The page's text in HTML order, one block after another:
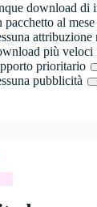
download di
pacchetto al mese
attribuzione
più veloci
prioritario
pubblicità